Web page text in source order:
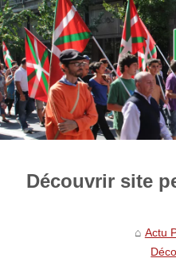
Découvrir site
Actu